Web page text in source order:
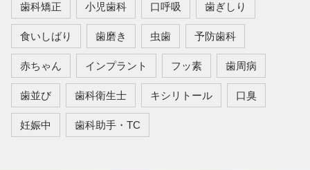
歯科矯正 小児歯科 口呼吸 歯ぎしり
食いしばり 歯磨き 虫歯 予防歯科
赤ちゃん インプラント フッ素 歯周病
歯並び 歯科衛生士 キシリトール 口臭
妊娠中 歯科助手・TC